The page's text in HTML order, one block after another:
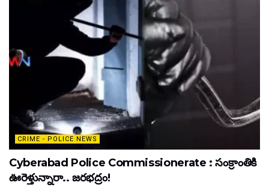
CRIME - POLICE NEWS
Cyberabad Police Commissionerate : సంక్రాంతికి
ఊరెళ్తున్నారా.. జరభద్రం!